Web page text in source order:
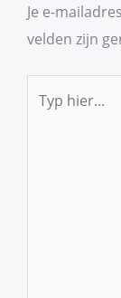
Je e-
velden zijn
hier...